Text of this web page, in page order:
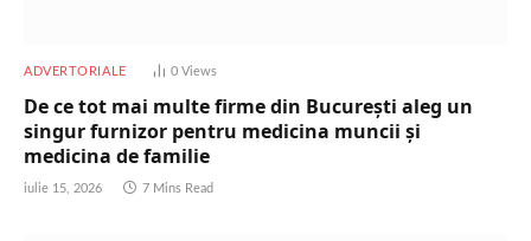
ADVERTORIALE 0 Views
De ce tot mai multe firme din București aleg un
singur furnizor pentru medicina muncii și
medicina de familie
iulie 15, 2026 7 Mins Read